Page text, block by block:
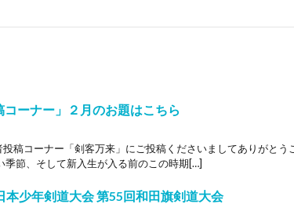
コーナー」２月のお題はこちら
投稿コーナー「剣客万来」にご投稿くださいましてありがとう
季節、そして新入生が入る前のこの時期[…]
本少年剣道大会 第55回和田旗剣道大会